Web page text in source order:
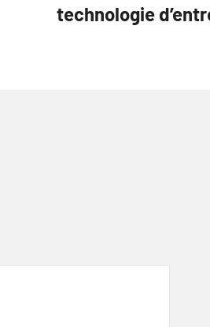
technologie